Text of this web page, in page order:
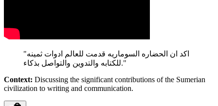
"اكد ان الحضاره السوماريه قدمت للعالم ادوات ثمينه
للكتابه والتدوين والتواصل بذكاء."
Context: Discussing the significant contributions of the Sumerian
civilization to writing and communication.